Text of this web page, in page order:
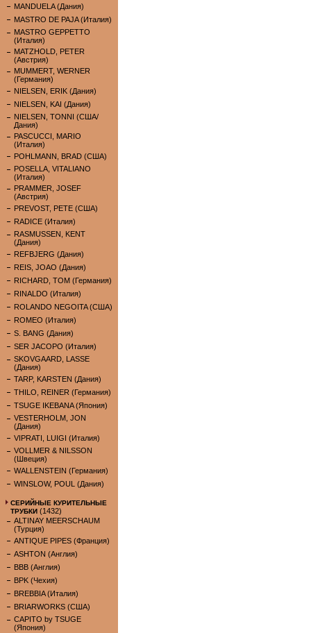
MANDUELA (Дания)
MASTRO DE PAJA (Италия)
MASTRO GEPPETTO
(Италия)
MATZHOLD, PETER
(Австрия)
MUMMERT, WERNER
(Германия)
NIELSEN, ERIK (Дания)
NIELSEN, KAI (Дания)
NIELSEN, TONNI (США/
Дания)
PASCUCCI, MARIO
(Италия)
POHLMANN, BRAD (США)
POSELLA, VITALIANO
(Италия)
PRAMMER, JOSEF
(Австрия)
PREVOST, PETE (США)
RADICE (Италия)
RASMUSSEN, KENT
(Дания)
REFBJERG (Дания)
REIS, JOAO (Дания)
RICHARD, TOM (Германия)
RINALDO (Италия)
ROLANDO NEGOITA (США)
ROMEO (Италия)
S. BANG (Дания)
SER JACOPO (Италия)
SKOVGAARD, LASSE
(Дания)
TARP, KARSTEN (Дания)
THILO, REINER (Германия)
TSUGE IKEBANA (Япония)
VESTERHOLM, JON
(Дания)
VIPRATI, LUIGI (Италия)
VOLLMER & NILSSON
(Швеция)
WALLENSTEIN (Германия)
WINSLOW, POUL (Дания)
СЕРИЙНЫЕ КУРИТЕЛЬНЫЕ
ТРУБКИ (1432)
ALTINAY MEERSCHAUM
(Турция)
ANTIQUE PIPES (Франция)
ASHTON (Англия)
BBB (Англия)
BPK (Чехия)
BREBBIA (Италия)
BRIARWORKS (США)
CAPITO by TSUGE
(Япония)